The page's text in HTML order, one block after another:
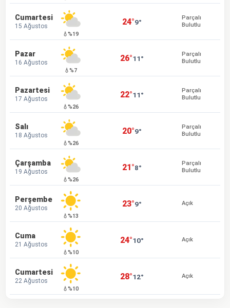
Cumartesi
15 Ağustos
💧%19
24°9°
Parçalı
Bulutlu
Pazar
16 Ağustos
💧%7
26°11°
Parçalı
Bulutlu
Pazartesi
17 Ağustos
💧%26
22°11°
Parçalı
Bulutlu
Salı
18 Ağustos
💧%26
20°9°
Parçalı
Bulutlu
Çarşamba
19 Ağustos
💧%26
21°8°
Parçalı
Bulutlu
Perşembe
20 Ağustos
💧%13
23°9° Açık
Cuma
21 Ağustos
💧%10
24°10° Açık
Cumartesi
22 Ağustos
💧%10
28°12° Açık